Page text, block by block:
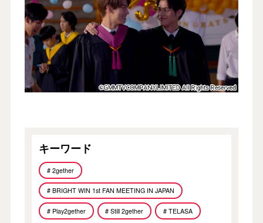
キーワード
# 2gether
# BRIGHT WIN 1st FAN MEETING IN JAPAN
# Play2gether # Still 2gether # TELASA